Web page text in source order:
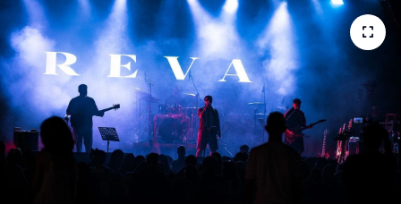
ENGLISH
ESENTEPE
GAZİMAĞUSA
GİRNE